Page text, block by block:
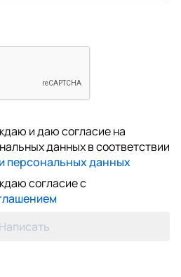
и даю согласие на
данных в соответствии
персональных данных
согласие с
Написать